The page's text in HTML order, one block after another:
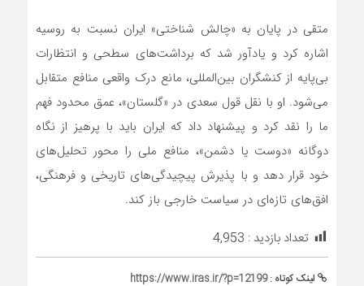
متقی در پایان به «چالش شناختی» ایران نسبت به روسیه
اشاره کرد و یادآور شد که برداشت‌های سطحی و انتظارات
بی‌پایه از کنشگران بین‌المللی، مانع درک واقعی منافع متقابل
می‌شود. او با نقل قول سعدی در «گلستان»، عمق محدود فهم
ما را نقد کرد و پیشنهاد داد که ایران باید با پرهیز از نگاه
دوگانه «دوست یا دشمن»، منافع ملی را محور تحلیل‌های
خود قرار دهد و با پذیرش پیچیدگی‌های تاریخی و فرهنگی،
افق‌های تازه‌ای در سیاست خارجی باز کند.
تعداد بازدید : 4,953
لینک کوتاه :https://www.iras.ir/?p=12199